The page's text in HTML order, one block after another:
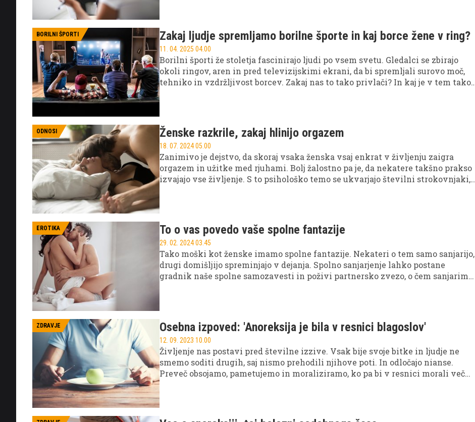
BORILNI ŠPORTI Zakaj ljudje spremljamo borilne športe in kaj borce žene v ring?
11. 04. 2025 04.00
Borilni športi že stoletja fascinirajo ljudi po vsem svetu. Gledalci se zbirajo
okoli ringov, aren in pred televizijskimi ekrani, da bi spremljali surovo moč,
tehniko in vzdržljivost borcev. Zakaj nas to tako privlači? In kaj je v tem tako
ODNOSI Ženske razkrile, zakaj hlinijo orgazem
18. 07. 2024 05.00
Zanimivo je dejstvo, da skoraj vsaka ženska vsaj enkrat v življenju zaigra
orgazem in užitke med rjuhami. Bolj žalostno pa je, da nekatere takšno prakso
izvajajo vse življenje. S to psihološko temo se ukvarjajo številni strokovnjaki,
obdržati partnerja. Kaj pa pravijo sodobne ženske?
EROTIKA To o vas povedo vaše spolne fantazije
29. 02. 2024 03.45
Tako moški kot ženske imamo spolne fantazije. Nekateri o tem samo sanjarijo,
drugi domišljijo spreminjajo v dejanja. Spolno sanjarjenje lahko postane
gradnik naše spolne samozavesti in poživi partnersko zvezo, o čem sanjarimo,
ZDRAVJE Osebna izpoved: 'Anoreksija je bila v resnici blagoslov'
12. 09. 2023 10.00
Življenje nas postavi pred številne izzive. Vsak bije svoje bitke in ljudje ne
smemo soditi drugih, saj nismo prehodili njihove poti. In odločajo nianse.
Preveč obsojamo, pametujemo in moraliziramo, ko pa bi v resnici morali več